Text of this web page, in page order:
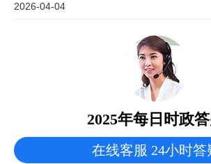
2026-04-04
2025年每日时政
在线客服 24小时答